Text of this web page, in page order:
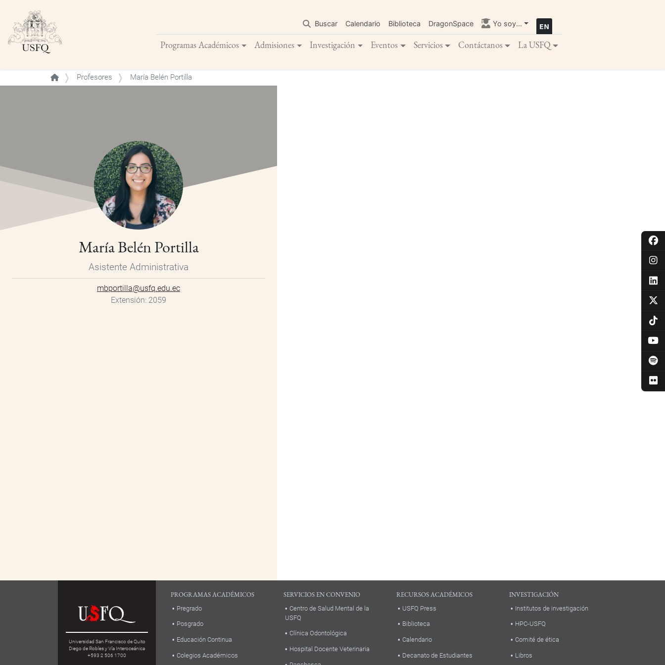
contenido
principal
Buscar Calendario Biblioteca DragonSpace Yo soy...
Programas Académicos Admisiones Investigación Eventos Servicios Contáctanos La USFQ
Buscar
Profesores María Belén Portilla
María Belén Portilla
Asistente Administrativa
mbportilla@usfq.edu.ec
Extensión 2059
Universidad San Francisco de Quito
Diego de Robles y Vía Interoceánica
+593 2 506 1700
PROGRAMAS ACADÉMICOS
Pregrado
Posgrado
Educación Continua
Colegios Académicos
SERVICIOS EN CONVENIO
Centro de Salud Mental de la
USFQ
Clínica Odontológica
Hospital Docente Veterinaria
RECURSOS ACADÉMICOS
USFQ Press
Biblioteca
Calendario
Decanato de Estudiantes
INVESTIGACIÓN
Institutos de investigación
HPC-USFQ
Comité de ética
Libros